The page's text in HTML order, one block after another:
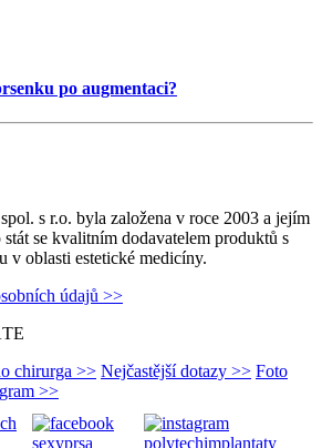
po augmentaci?
s r.o. byla založena v roce 2003 a jejím
se kvalitním dodavatelem produktů s
v oblasti estetické medicíny.
údajů >>
chirurga >> Nejčastější dotazy >> Foto
>>